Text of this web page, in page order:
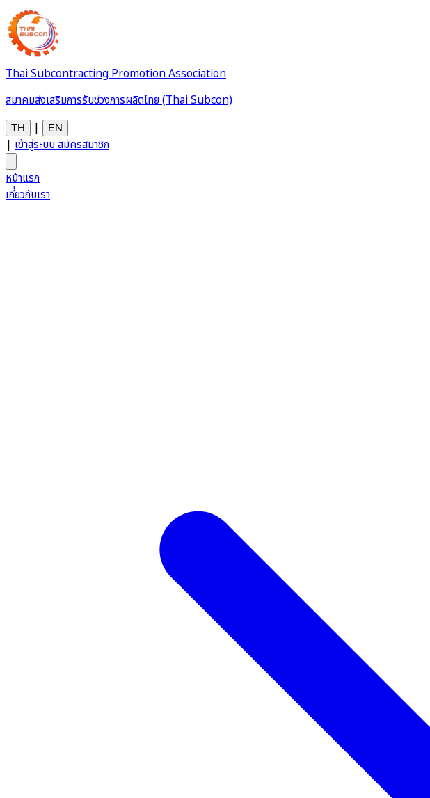
Thai Subcontracting Promotion Association
สมาคมส่งเสริมการรับช่วงการผลิตไทย (Thai Subcon)
TH | EN
| เข้าสู่ระบบสมัครสมาชิก
หน้าแรก
เกี่ยวกับเรา